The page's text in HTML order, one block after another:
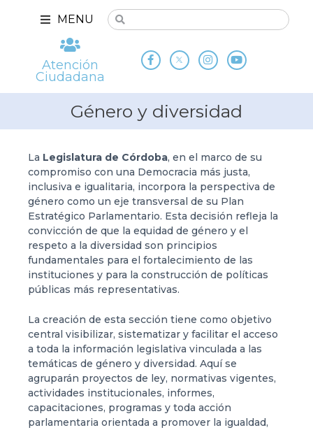
MENU
Atención
Ciudadana
Género y diversidad
La Legislatura de Córdoba, en el marco de su
compromiso con una Democracia más justa,
inclusiva e igualitaria, incorpora la perspectiva de
género como un eje transversal de su Plan
Estratégico Parlamentario. Esta decisión refleja la
convicción de que la equidad de género y el
respeto a la diversidad son principios
fundamentales para el fortalecimiento de las
instituciones y para la construcción de políticas
públicas más representativas.
La creación de esta sección tiene como objetivo
central visibilizar, sistematizar y facilitar el acceso
a toda la información legislativa vinculada a las
temáticas de género y diversidad. Aquí se
agruparán proyectos de ley, normativas vigentes,
actividades institucionales, informes,
capacitaciones, programas y toda acción
parlamentaria orientada a promover la igualdad,